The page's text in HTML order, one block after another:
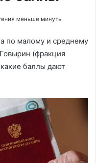
меньше минуты
по малому и среднему
(фракция
какие баллы дают